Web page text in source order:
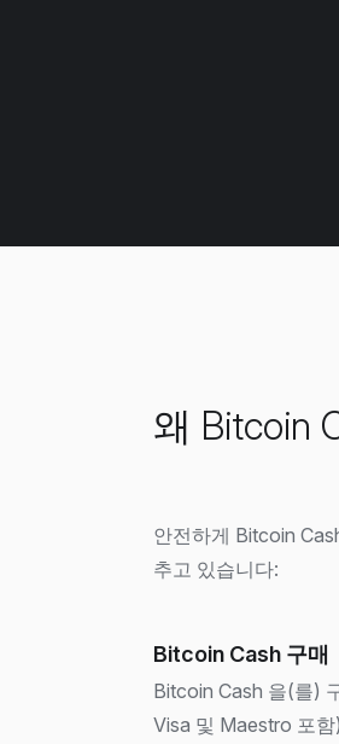
왜 Bitcoin
안전하게 Bitcoin
추고 있습니다:
Bitcoin Cash 구매
Bitcoin Cash 을(를)
Visa 및 Maestro 포